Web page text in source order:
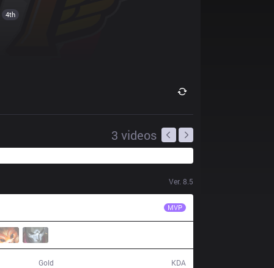
4th
3 videos
Ver. 8.5
MVP
Gold KDA